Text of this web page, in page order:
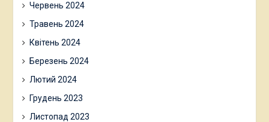
Червень 2024
Травень 2024
Квітень 2024
Березень 2024
Лютий 2024
Грудень 2023
Листопад 2023